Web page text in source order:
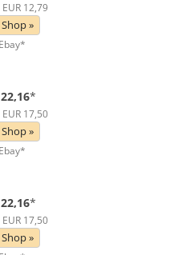
12,79
»
*
17,50
»
*
17,50
»